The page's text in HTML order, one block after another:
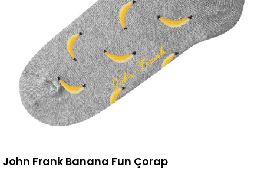
John Frank Banana Fun Çorap